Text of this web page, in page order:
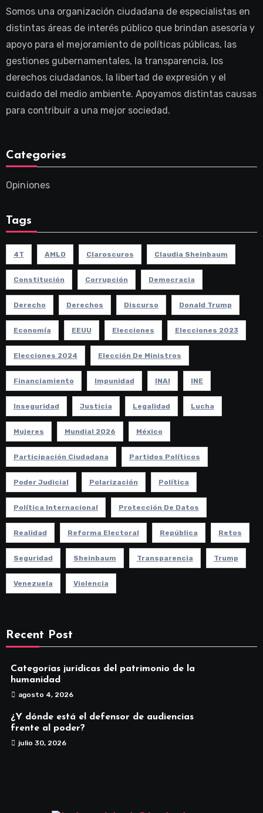
Somos una organización ciudadana de especialistas en
distintas áreas de interés público que brindan asesoría y
apoyo para el mejoramiento de políticas públicas, las
gestiones gubernamentales, la transparencia, los
derechos ciudadanos, la libertad de expresión y el
cuidado del medio ambiente. Apoyamos distintas causas
para contribuir a una mejor sociedad.
Categories
Opiniones
Tags
4T AMLO Claroscuros Claudia Sheinbaum
Constitución Corrupción Democracia
Derecho Derechos Discurso Donald Trump
Economía EEUU Elecciones Elecciones 2023
Elecciones 2024 Elección De Ministros
Financiamiento Impunidad INAI INE
Inseguridad Justicia Legalidad Lucha
Mujeres Mundial 2026 México
Participación Ciudadana Partidos Políticos
Poder Judicial Polarización Política
Política Internacional Protección De Datos
Realidad Reforma Electoral República Retos
Seguridad Sheinbaum Transparencia Trump
Venezuela Violencia
Recent Post
Categorías jurídicas del patrimonio de la
humanidad
agosto 4, 2026
¿Y dónde está el defensor de audiencias
frente al poder?
julio 30, 2026